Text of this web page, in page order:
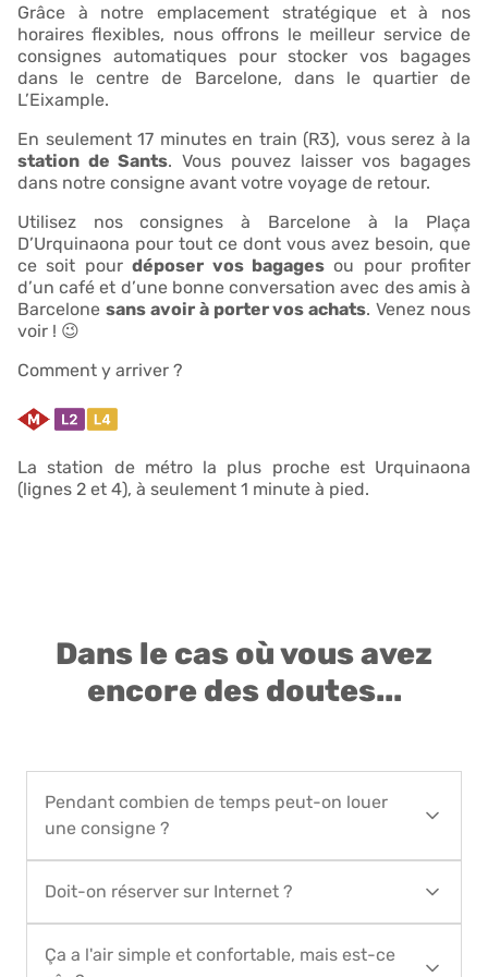
Grâce à notre emplacement stratégique et à nos
horaires flexibles, nous offrons le meilleur service de
consignes automatiques pour stocker vos bagages
dans le centre de Barcelone, dans le quartier de
L’Eixample.
En seulement 17 minutes en train (R3), vous serez à la
station de Sants. Vous pouvez laisser vos bagages
dans notre consigne avant votre voyage de retour.
Utilisez nos consignes à Barcelone à la Plaça
D’Urquinaona pour tout ce dont vous avez besoin, que
ce soit pourdéposer vos bagagesou pour profiter
d’un café et d’une bonne conversation avec des amis à
Barcelone sans avoir à porter vos achats. Venez nous
voir ! 😉
Comment y arriver ?
La station de métro la plus proche est Urquinaona
(lignes 2 et 4), à seulement 1 minute à pied.
Dans le cas où vous avez
encore des doutes...
Pendant combien de temps peut-on louer
une consigne ?
consignes pour une période allant de 1 jour
minimum à 90 jours maximum. Pour de plus
longues périodes de location, contactez Locker
Doit-on réserver sur Internet ?
notre site, car il n'est pas possible de payer en
Ça a l'air simple et confortable, mais est-ce